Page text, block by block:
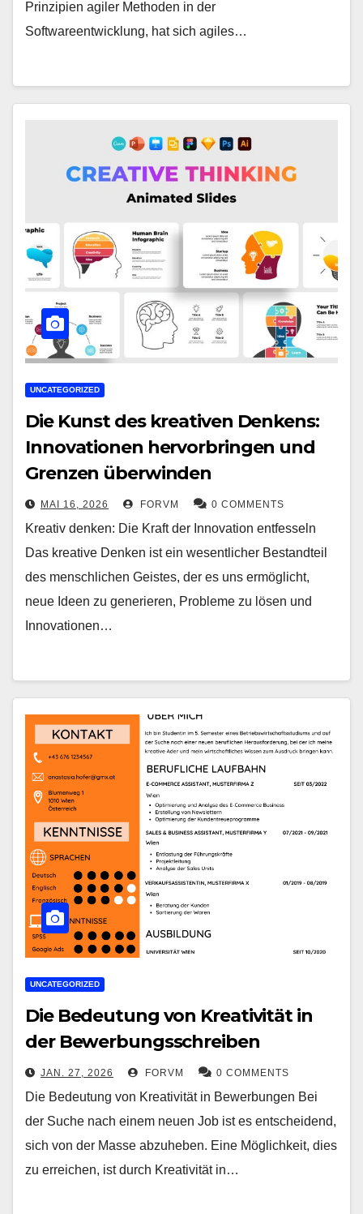
Prinzipien agiler Methoden in der
Softwareentwicklung, hat sich agiles…
UNCATEGORIZED
Die Kunst des kreativen Denkens:
Innovationen hervorbringen und
Grenzen überwinden
MAI 16, 2026 FORVM 0 COMMENTS
Kreativ denken: Die Kraft der Innovation entfesseln
Das kreative Denken ist ein wesentlicher Bestandteil
des menschlichen Geistes, der es uns ermöglicht,
neue Ideen zu generieren, Probleme zu lösen und
Innovationen…
UNCATEGORIZED
Die Bedeutung von Kreativität in
der Bewerbungsschreiben
JAN. 27, 2026 FORVM 0 COMMENTS
Die Bedeutung von Kreativität in Bewerbungen Bei
der Suche nach einem neuen Job ist es entscheidend,
sich von der Masse abzuheben. Eine Möglichkeit, dies
zu erreichen, ist durch Kreativität in…